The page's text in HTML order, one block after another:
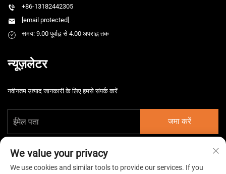
+86-13182442305
[email protected]
समय: 9.00 पूर्वाह्न से 4.00 अपराह्न तक
न्यूज़लेटर
नवीनतम उत्पाद जानकारी के लिए हमसे संपर्क करें
जमा करें
We value your privacy
We use cookies and similar tools to provide our services. If you